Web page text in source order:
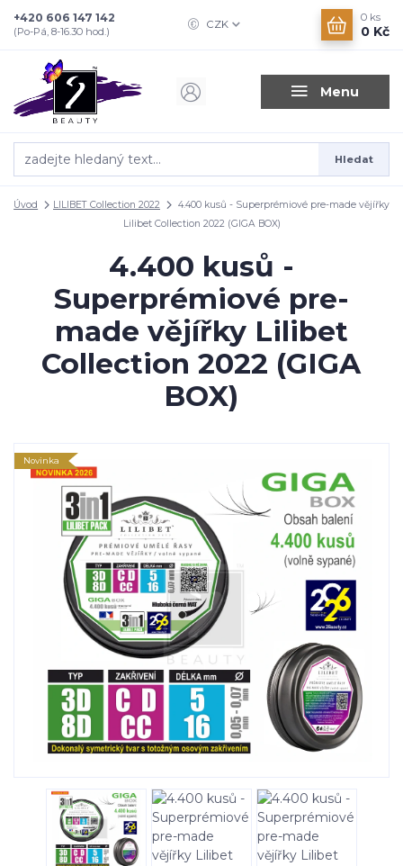
Menu
CZK
Hledat
+420 606 147 142
(Po-Pá, 8-16.30 hod.)
0 ks
0 Kč
Úvod LILIBET Collection 2022
4.400 kusů - Superprémiové pre-made vějířky
Lilibet Collection 2022 (GIGA BOX)
4.400 kusů -
Superprémiové pre-
made vějířky Lilibet
Collection 2022 (GIGA
BOX)
Novinka